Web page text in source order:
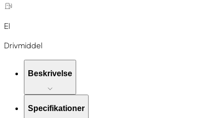
El
Drivmiddel
Beskrivelse
Specifikationer